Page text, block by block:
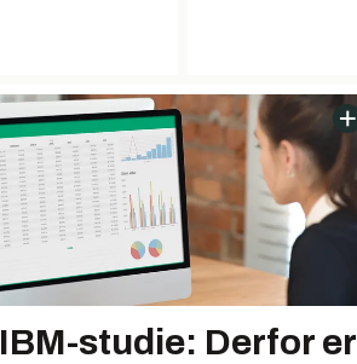
IBM-studie: Derfor er